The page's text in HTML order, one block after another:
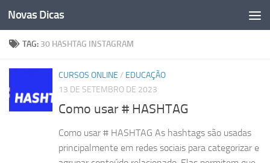
Skip to content
Novas Dicas
TAG: 30 HASHTAG INSTAGRAM
CURSOS ONLINE / EDUCAÇÃO
13 DE SETEMBRO DE 2023
Como usar # HASHTAG
Como usar # HASHTAG As hashtags são usadas
principalmente em redes sociais para categorizar e